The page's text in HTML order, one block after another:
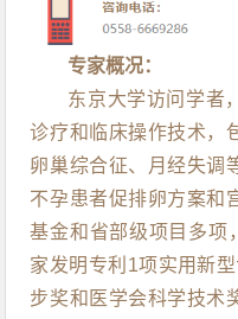
专家概况：
东京大学访问学者
诊疗和临床操作技术，
卵巢综合征、月经失调
不孕患者促排卵方案和
基金和省部级项目多项
家发明专利1项实用新
步奖和医学会科学技术